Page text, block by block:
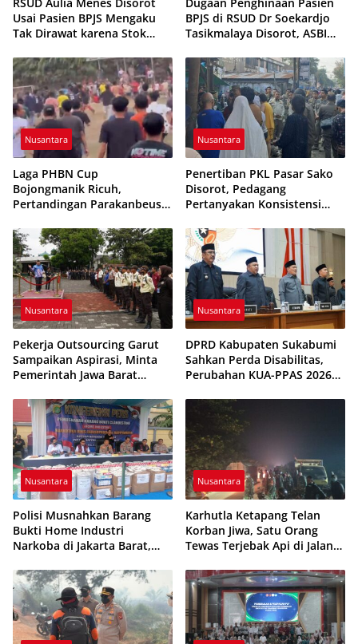
RSUD Aulia Menes Disorot
Usai Pasien BPJS Mengaku
Tak Dirawat karena Stok
Dugaan Penghinaan Pasien
BPJS di RSUD Dr Soekardjo
Tasikmalaya Disorot, ASBI
Etika Pelayanan
Nusantara
Laga PHBN Cup
Bojongmanik Ricuh,
Pertandingan Parakanbeusi
Dihentikan
Nusantara
Penertiban PKL Pasar Sako
Disorot, Pedagang
Pertanyakan Konsistensi
Pungutan
Nusantara
Pekerja Outsourcing Garut
Sampaikan Aspirasi, Minta
Pemerintah Jawa Barat
Nusantara
DPRD Kabupaten Sukabumi
Sahkan Perda Disabilitas,
Perubahan KUA-PPAS 2026
Nusantara
Polisi Musnahkan Barang
Bukti Home Industri
Narkoba di Jakarta Barat,
Beredar
Nusantara
Karhutla Ketapang Telan
Korban Jiwa, Satu Orang
Tewas Terjebak Api di Jalan